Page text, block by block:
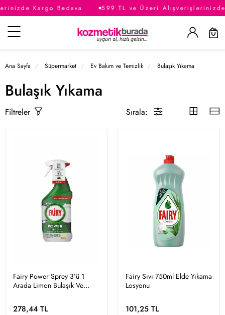
Kargo Bedava 599 TL ve Üzeri Alışverişlerinizde
Kategoriler
Ana Sayfa Süpermarket Ev Bakım ve Temizlik Bulaşık Yıkama
Bulaşık Yıkama
Filtreler Sırala:
Fairy Power Sprey 3’ü 1
Arada Limon Bulaşık Ve
278,44 TL
Fairy Sıvı 750ml Elde Yıkama
Losyonu
101,25 TL